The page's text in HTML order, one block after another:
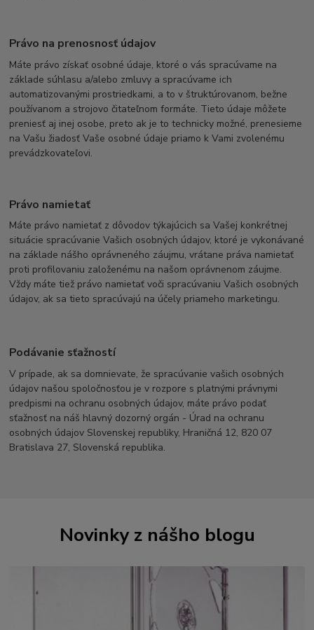
Právo na prenosnosť údajov
Máte právo získať osobné údaje, ktoré o vás spracúvame na
základe súhlasu a/alebo zmluvy a spracúvame ich
automatizovanými prostriedkami, a to v štruktúrovanom, bežne
používanom a strojovo čitateľnom formáte. Tieto údaje môžete
preniesť aj inej osobe, preto ak je to technicky možné, prenesieme
na Vašu žiadosť Vaše osobné údaje priamo k Vami zvolenému
prevádzkovateľovi.
Právo namietať
Máte právo namietať z dôvodov týkajúcich sa Vašej konkrétnej
situácie spracúvanie Vašich osobných údajov, ktoré je vykonávané
na základe nášho oprávneného záujmu, vrátane práva namietať
proti profilovaniu založenému na našom oprávnenom záujme.
Vždy máte tiež právo namietať voči spracúvaniu Vašich osobných
údajov, ak sa tieto spracúvajú na účely priameho marketingu.
Podávanie sťažností
V prípade, ak sa domnievate, že spracúvanie vašich osobných
údajov našou spoločnosťou je v rozpore s platnými právnymi
predpismi na ochranu osobných údajov, máte právo podať
sťažnosť na náš hlavný dozorný orgán - Úrad na ochranu
osobných údajov Slovenskej republiky, Hraničná 12, 820 07
Bratislava 27, Slovenská republika.
Novinky z nášho blogu